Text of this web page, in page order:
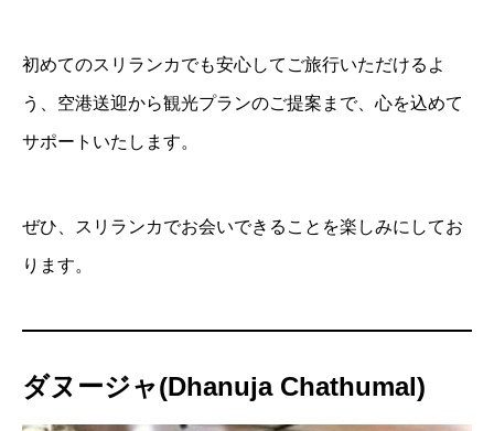
初めてのスリランカでも安心してご旅行いただけるよ
う、空港送迎から観光プランのご提案まで、心を込めて
サポートいたします。
ぜひ、スリランカでお会いできることを楽しみにしてお
ります。
ダヌージャ(Dhanuja Chathumal)